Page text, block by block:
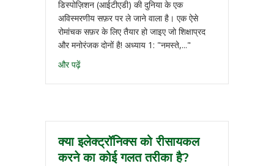
डिस्पोज़िशन (आईटीएडी) की दुनिया के एक
अविस्मरणीय सफ़र पर ले जाने वाला है। एक ऐसे
रोमांचक सफ़र के लिए तैयार हो जाइए जो शिक्षाप्रद
और मनोरंजक दोनों है! अध्याय 1: "नमस्ते,..."
और पढ़ें
क्या इलेक्ट्रॉनिक्स को रीसायकल
करने का कोई गलत तरीका है?